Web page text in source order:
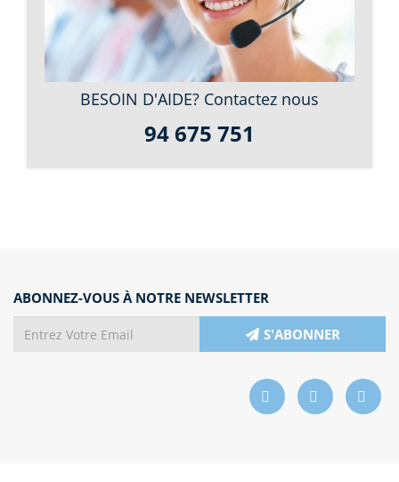
BESOIN D'AIDE? Contactez nous
94 675 751
ABONNEZ-VOUS À NOTRE NEWSLETTER
S'ABONNER